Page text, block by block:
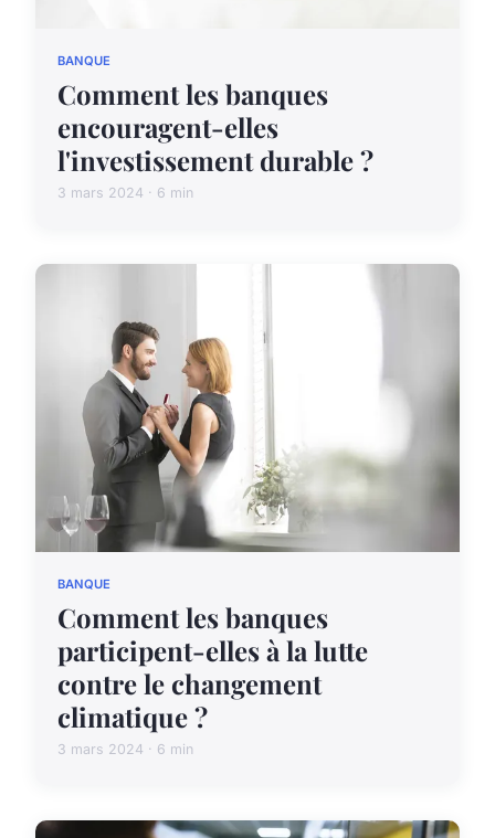
BANQUE
Comment les banques
encouragent-elles
l'investissement durable ?
3 mars 2024 · 6 min
BANQUE
Comment les banques
participent-elles à la lutte
contre le changement
climatique ?
3 mars 2024 · 6 min